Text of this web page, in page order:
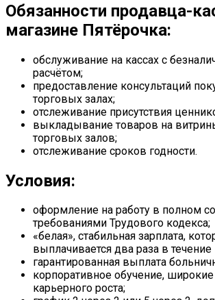
Обязанности продавца-
магазине Пятёрочка:
обслуживание на кассах с
расчётом;
предоставление консультаций
торговых залах;
отслеживание присутствия
выкладывание товаров на
торговых залов;
отслеживание сроков годности.
Условия:
оформление на работу в полном
требованиями Трудового кодекса;
«белая», стабильная зарплата,
выплачивается два раза в
гарантированная выплата
корпоративное обучение,
карьерного роста;